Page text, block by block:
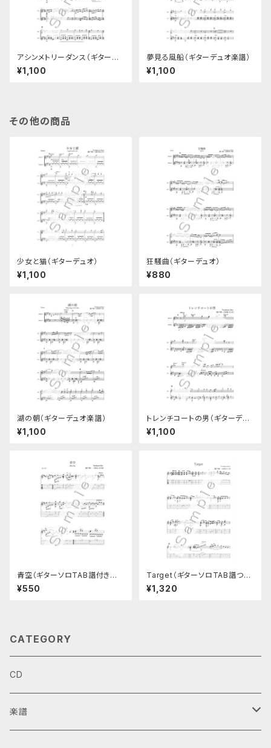
アシンメトリーダンス（ギターデ
ュオ楽譜）
¥1,100
夢見る風船（ギターデュオ楽譜）
¥1,100
その他の商品
少女と猫（ギターデュオ）
¥1,100
狂騒曲（ギターデュオ）
¥880
湖の朝（ギターデュオ楽譜）
¥1,100
トレンチコートの男（ギターデュ
オ楽譜）
¥1,100
青空（ギターソロTAB譜付き楽
譜）
¥550
Target（ギターソロTAB譜つき
楽譜）
¥1,320
CATEGORY
CD
楽譜